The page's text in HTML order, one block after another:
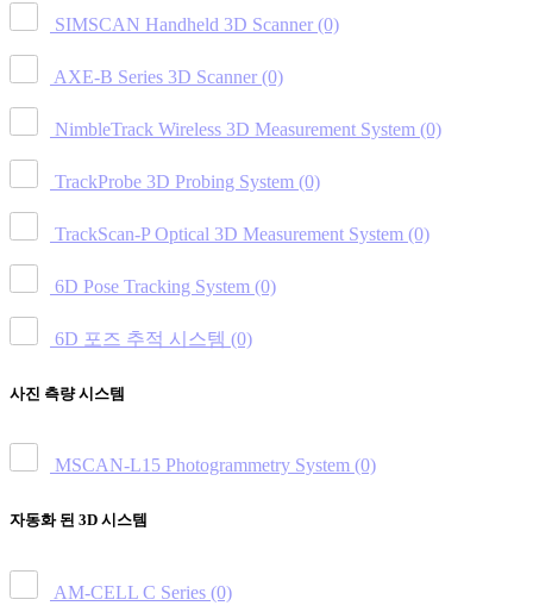
SIMSCAN Handheld 3D Scanner (0)
AXE-B Series 3D Scanner (0)
NimbleTrack Wireless 3D Measurement System (0)
TrackProbe 3D Probing System (0)
TrackScan-P Optical 3D Measurement System (0)
6D Pose Tracking System (0)
6D 포즈 추적 시스템 (0)
사진 측량 시스템
MSCAN-L15 Photogrammetry System (0)
자동화 된 3D 시스템
AM-CELL C Series (0)